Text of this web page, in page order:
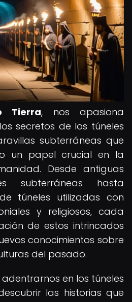
Tierra, nos apasiona
secretos de los túneles
subterráneas que
un papel crucial en la
Desde antiguas
subterráneas hasta
túneles utilizadas con
y religiosos, cada
de estos intrincados
conocimientos sobre
del pasado.
en los túneles
las historias que